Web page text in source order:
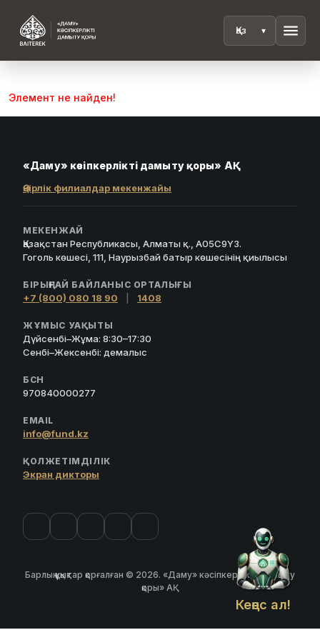
menu
Кеңес ал!
Элемент не найден!
«Даму» кәсіпкерлікті дамыту қоры» АҚ
Өңірлік филиалдар мекенжайы
МЕКЕНЖАЙ
Қазақстан Республикасы, Алматы қ., A05C9Y3.
Гоголь көшесі, 111, Наурызбай батыр көшесінің қиылысы
БІРЫҢҒАЙ БАЙЛАНЫС ОРТАЛЫҒЫ
+7 (800) 080 18 90 1408
ЖҰМЫС УАҚЫТЫ
Дүйсенбі–Жұма: 8:30–17:30
Сенбі–Жексенбі: демалыс
БСН
970840000277
EMAIL
info@fund.kz
ҚОЛЖЕТІМДІЛІК
Экран дикторы
Барлық құқықтар қорғалған © 2026. «Даму» кәсіпкерлікті дамыту
қоры» АҚ